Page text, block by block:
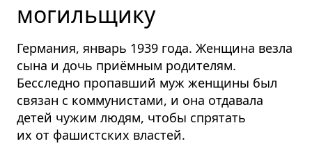
могильщику
Германия, январь 1939 года. Женщина везла
сына и дочь приёмным родителям.
Бесследно пропавший муж женщины был
связан с коммунистами, и она отдавала
детей чужим людям, чтобы спрятать
их от фашистских властей.